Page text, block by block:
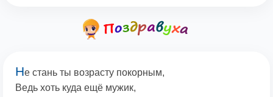
Не стань ты возрасту покорным,
Ведь хоть куда ещё мужик,